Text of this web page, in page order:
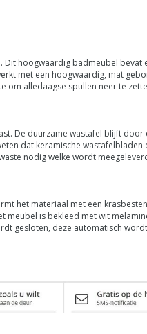
hoogwaardig badmeubel bevat
met een hoogwaardig, mat
om alledaagse spullen neer te
De duurzame wastafel blijft door
dat keramische wastafelbladen
nodig welke wordt
het materiaal met een
meubel is bekleed met wit
gesloten, deze automatisch